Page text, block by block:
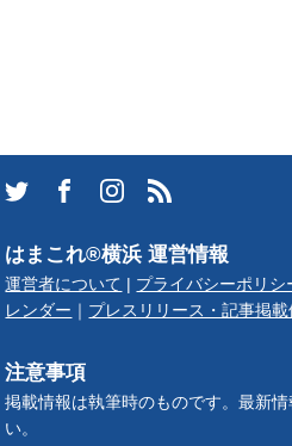
はまこれ®横浜 運営情報
運営者について プライバシーポリシ
レンダー
プレスリリース・記事掲載
注意事項
掲載情報は執筆時のものです。最新
い。